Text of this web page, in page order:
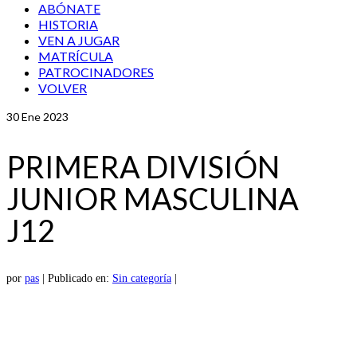
ABÓNATE
HISTORIA
VEN A JUGAR
MATRÍCULA
PATROCINADORES
VOLVER
30Ene 2023
PRIMERA DIVISIÓN
JUNIOR MASCULINA
J12
por pas Publicado en: Sin categoría